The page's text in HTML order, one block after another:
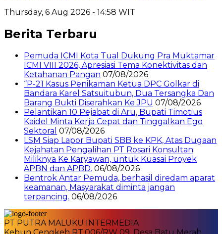
Thursday, 6 Aug 2026 - 14:58 WIT
Berita Terbaru
Pemuda ICMI Kota Tual Dukung Pra Muktamar
ICMI VIII 2026, Apresiasi Tema Konektivitas dan
Ketahanan Pangan 07/08/2026
“P-21 Kasus Penikaman Ketua DPC Golkar di
Bandara Karel Satsuitubun, Dua Tersangka Dan
Barang Bukti Diserahkan Ke JPU 07/08/2026
Pelantikan 10 Pejabat di Aru, Bupati Timotius
Kaidel Minta Kerja Cepat dan Tinggalkan Ego
Sektoral 07/08/2026
LSM Siap Lapor Bupati SBB ke KPK, Atas Dugaan
Kejahatan Pengalihan PT Rosari Konsultan
Miliknya Ke Karyawan, untuk Kuasai Proyek
APBN dan APBD. 06/08/2026
Bentrok Antar Pemuda, berhasil diredam aparat
keamanan, Masyarakat diminta jangan
terpancing. 06/08/2026
PT PUTRA MALUKU INTERMEDIA
Kebun Cengkeh RT.006/RW 09. Desa Batu Merah,